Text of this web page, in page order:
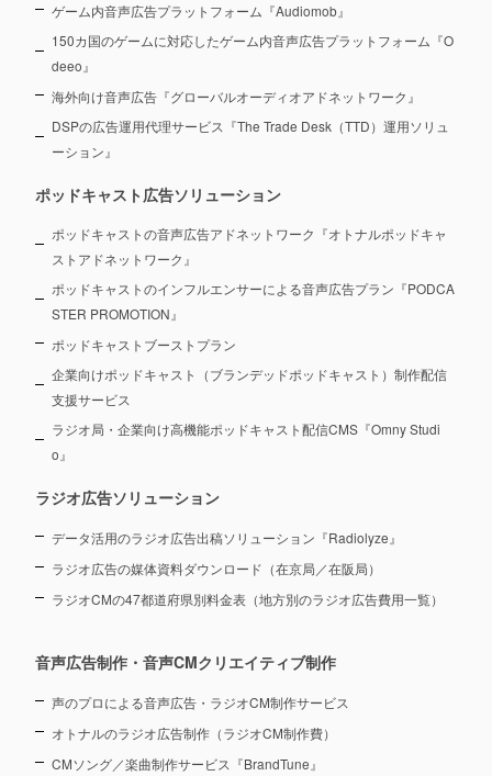
ゲーム内音声広告プラットフォーム『Audiomob』
150カ国のゲームに対応したゲーム内音声広告プラットフォーム『O
deeo』
海外向け音声広告『グローバルオーディオアドネットワーク』
DSPの広告運用代理サービス『The Trade Desk（TTD）運用ソリュ
ーション』
ポッドキャスト広告ソリューション
ポッドキャストの音声広告アドネットワーク『オトナルポッドキャ
ストアドネットワーク』
ポッドキャストのインフルエンサーによる音声広告プラン『PODCA
STER PROMOTION』
ポッドキャストブーストプラン
企業向けポッドキャスト（ブランデッドポッドキャスト）制作配信
支援サービス
ラジオ局・企業向け高機能ポッドキャスト配信CMS『Omny Studi
o』
ラジオ広告ソリューション
データ活用のラジオ広告出稿ソリューション『Radiolyze』
ラジオ広告の媒体資料ダウンロード（在京局／在阪局）
ラジオCMの47都道府県別料金表（地方別のラジオ広告費用一覧）
音声広告制作・音声CMクリエイティブ制作
声のプロによる音声広告・ラジオCM制作サービス
オトナルのラジオ広告制作（ラジオCM制作費）
CMソング／楽曲制作サービス『BrandTune』